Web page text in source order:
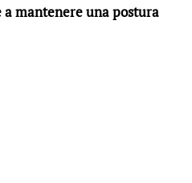
mantenere una postura